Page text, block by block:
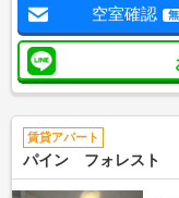
空室確認
賃貸アパート
パイン フォレスト